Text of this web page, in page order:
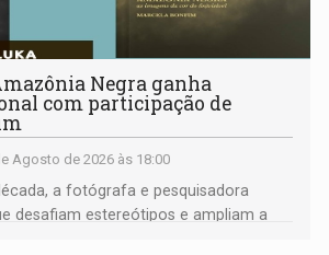
Negra ganha
com participação de
Agosto de 2026 às 18:00
a fotógrafa e pesquisadora
desafiam estereótipos e ampliam a